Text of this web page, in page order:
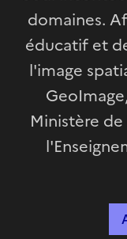
domaines.
éducatif et
l'image
Ministère